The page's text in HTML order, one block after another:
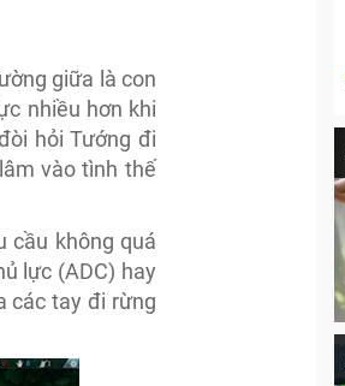
giữa là con
nhiều hơn khi
hỏi Tướng đi
vào tình thế
cầu không quá
lực (ADC) hay
các tay đi rừng